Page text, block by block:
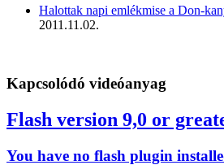
Halottak napi emlékmise a Don-
2011.11.02.
Kapcsolódó videóanyag
Flash version 9,0 or
You have no flash plugin